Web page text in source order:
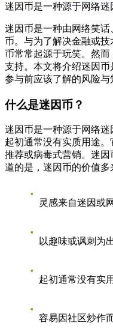
迷因币是一种源于网络迷
迷因币是一种由网络笑
币。与为了解决金融或
币常常起源于玩笑。然
支持。本文将介绍迷因
参与前应该了解的风险与
什么是迷因币？
迷因币是一种源于网络
起初通常没有实质用途
推荐或病毒式营销。迷
道的是，迷因币的价值多
灵感来自迷因或
以趣味或讽刺为
起初通常没有实
容易因社区炒作